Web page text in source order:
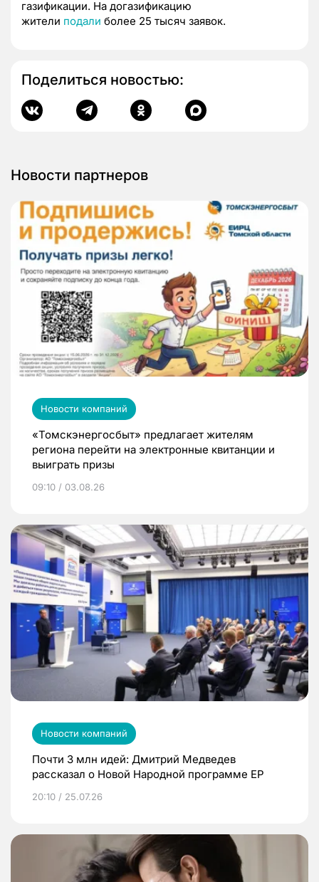
газификации. На догазификацию
жители подали более 25 тысяч заявок.
Поделиться новостью:
Новости партнеров
Новости компаний
«Томскэнергосбыт» предлагает жителям
региона перейти на электронные квитанции и
выиграть призы
09:10 / 03.08.26
Новости компаний
Почти 3 млн идей: Дмитрий Медведев
рассказал о Новой Народной программе ЕР
20:10 / 25.07.26